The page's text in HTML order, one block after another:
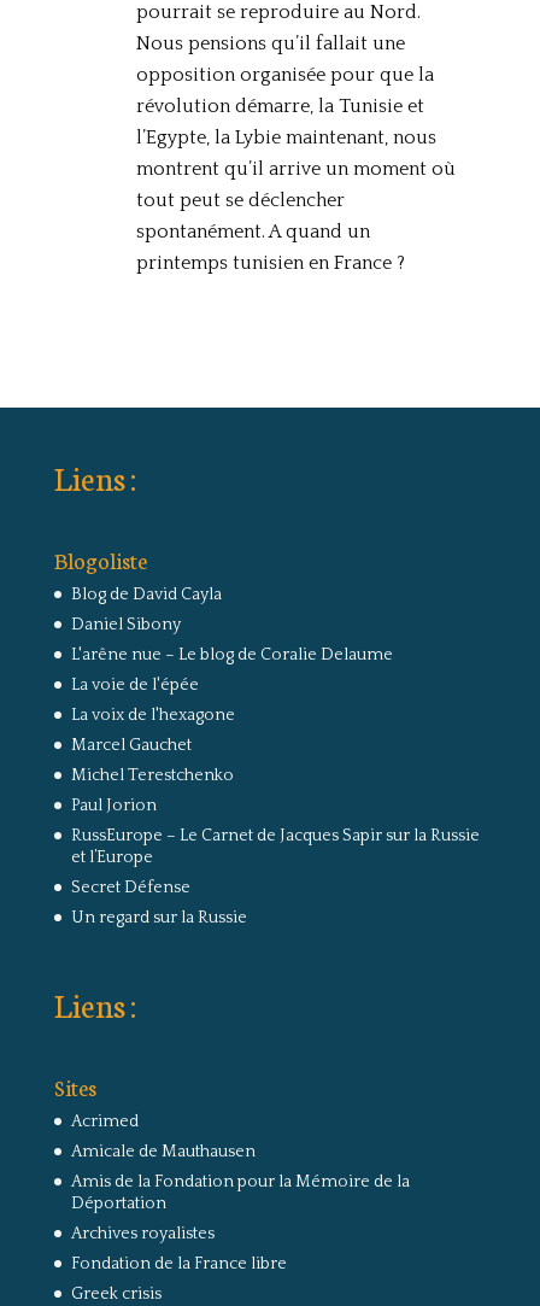
pourrait se reproduire au Nord.
Nous pensions qu’il fallait une
opposition organisée pour que la
révolution démarre, la Tunisie et
l’Egypte, la Lybie maintenant, nous
montrent qu’il arrive un moment où
tout peut se déclencher
spontanément. A quand un
printemps tunisien en France ?
Liens :
Blogoliste
Blog de David Cayla
Daniel Sibony
L'arêne nue – Le blog de Coralie Delaume
La voie de l'épée
La voix de l'hexagone
Marcel Gauchet
Michel Terestchenko
Paul Jorion
RussEurope – Le Carnet de Jacques Sapir sur la Russie
et l’Europe
Secret Défense
Un regard sur la Russie
Liens :
Sites
Acrimed
Amicale de Mauthausen
Amis de la Fondation pour la Mémoire de la
Déportation
Archives royalistes
Fondation de la France libre
Greek crisis